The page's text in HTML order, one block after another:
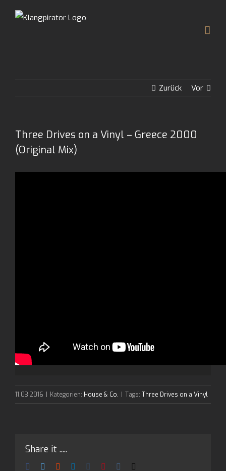
Zurück Vor
Three Drives on a Vinyl – Greece 2000
(Original Mix)
11.03.2016 Kategorien: House & Co. Tags: Three Drives on a Vinyl
Share it .....
Facebook
TwitterReddit LinkedIn
TumblrPinterest